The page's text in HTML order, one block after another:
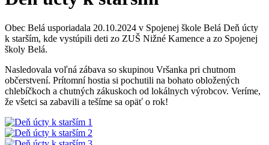
Obec Belá usporiadala 20.10.2024 v Spojenej škole Belá Deň úcty
k starším, kde vystúpili deti zo ZUŠ Nižné Kamence a zo Spojenej
školy Belá.
Nasledovala voľná zábava so skupinou Vršanka pri chutnom
občerstvení. Prítomní hostia si pochutili na bohato obložených
chlebíčkoch a chutných zákuskoch od lokálnych výrobcov. Veríme,
že všetci sa zabavili a tešíme sa opäť o rok!